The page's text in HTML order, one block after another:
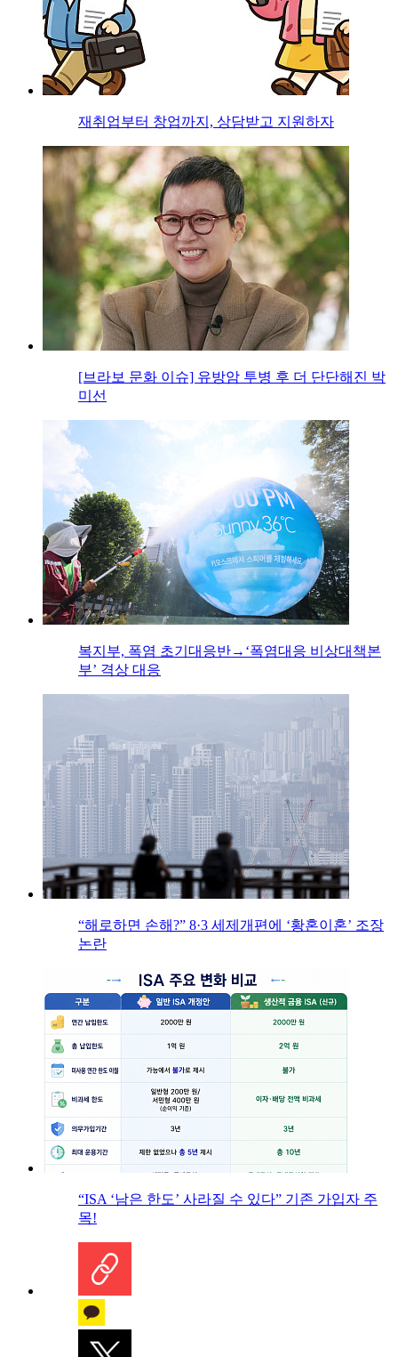
재취업부터 창업까지, 상담받고 지원하자
[브라보 문화 이슈] 유방암 투병 후 더 단단해진 박
미선
복지부, 폭염 초기대응반→‘폭염대응 비상대책본
부’ 격상 대응
“해로하면 손해?” 8·3 세제개편에 ‘황혼이혼’ 조장
논란
“ISA ‘남은 한도’ 사라질 수 있다” 기존 가입자 주
목!